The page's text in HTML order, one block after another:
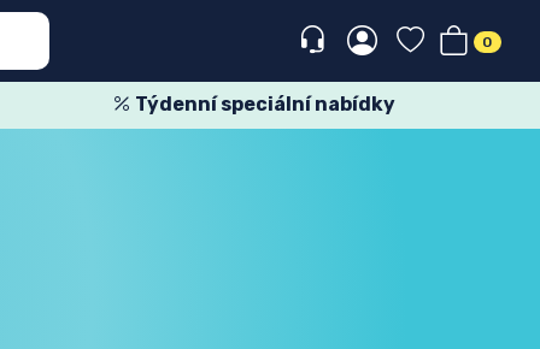
0
Týdenní speciální nabídky